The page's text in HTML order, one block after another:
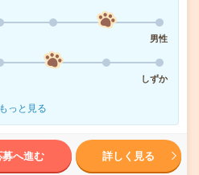
男性
しずか
もっと見る
募へ進む 詳しく見る